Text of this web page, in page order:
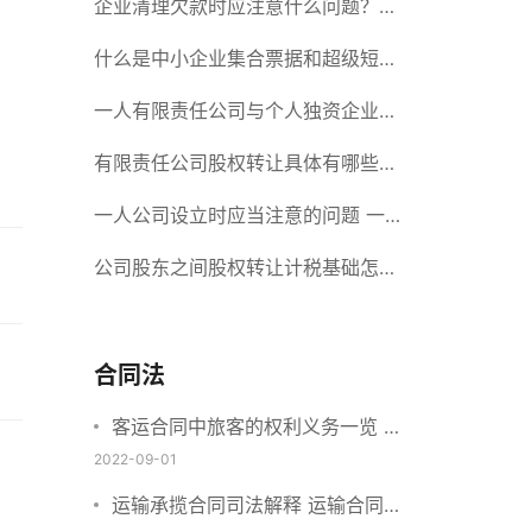
制加班公司没有加班费怎么办？
企业清理欠款时应注意什么问题？企
业短期借款需要注意哪些事项？
什么是中小企业集合票据和超级短期
融资券？一起来了解一下吧！
一人有限责任公司与个人独资企业的
区别 这些知识你都知道吗？
有限责任公司股权转让具体有哪些形
式？来了解下这五种形式
一人公司设立时应当注意的问题 一
人公司的特征
公司股东之间股权转让计税基础怎么
合什么要件？
合同法
客运合同中旅客的权利义务一览 主
要包括这些内容
2022-09-01
运输承揽合同司法解释 运输合同中